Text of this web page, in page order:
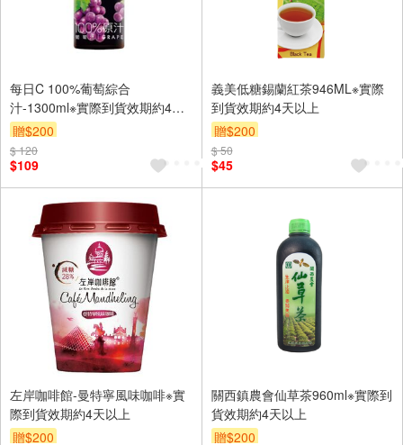
每日C 100%葡萄綜合
汁-1300ml※實際到貨效期約4天
以上
贈$200
$ 120
$109
義美低糖錫蘭紅茶946ML※實際
到貨效期約4天以上
贈$200
$ 50
$45
左岸咖啡館-曼特寧風味咖啡※實
際到貨效期約4天以上
贈$200
關西鎮農會仙草茶960ml※實際到
貨效期約4天以上
贈$200